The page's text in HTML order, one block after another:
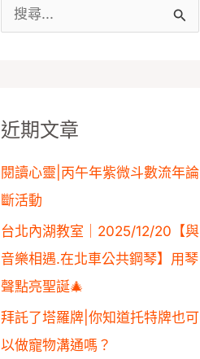
字
近期文章
閱讀心靈|丙午年紫微斗數流年論
斷活動
台北內湖教室｜2025/12/20【與
音樂相遇.在北車公共鋼琴】用琴
聲點亮聖誕🎄
拜託了塔羅牌|你知道托特牌也可
以做寵物溝通嗎？